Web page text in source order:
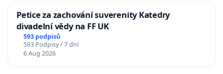
Petice za zachování suverenity Katedry
divadelní vědy na FF UK
593 podpisů
593 Podpisy / 7 dní
6 Aug 2026